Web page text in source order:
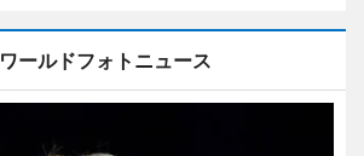
ワールドフォトニュース